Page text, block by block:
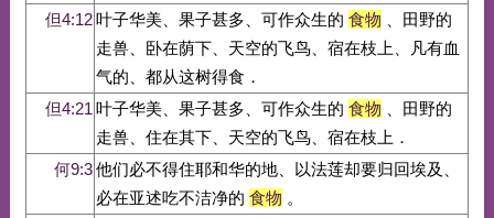
但4:12叶子华美、果子甚多、可作众生的 食物 、田野的
走兽、卧在荫下、天空的飞鸟、宿在枝上、凡有血
气的、都从这树得食．
但4:21 叶子华美、果子甚多、可作众生的 食物 、田野的
走兽、住在其下、天空的飞鸟、宿在枝上．
何9:3他们必不得住耶和华的地、以法莲却要归回埃及、
必在亚述吃不洁净的 食物 。